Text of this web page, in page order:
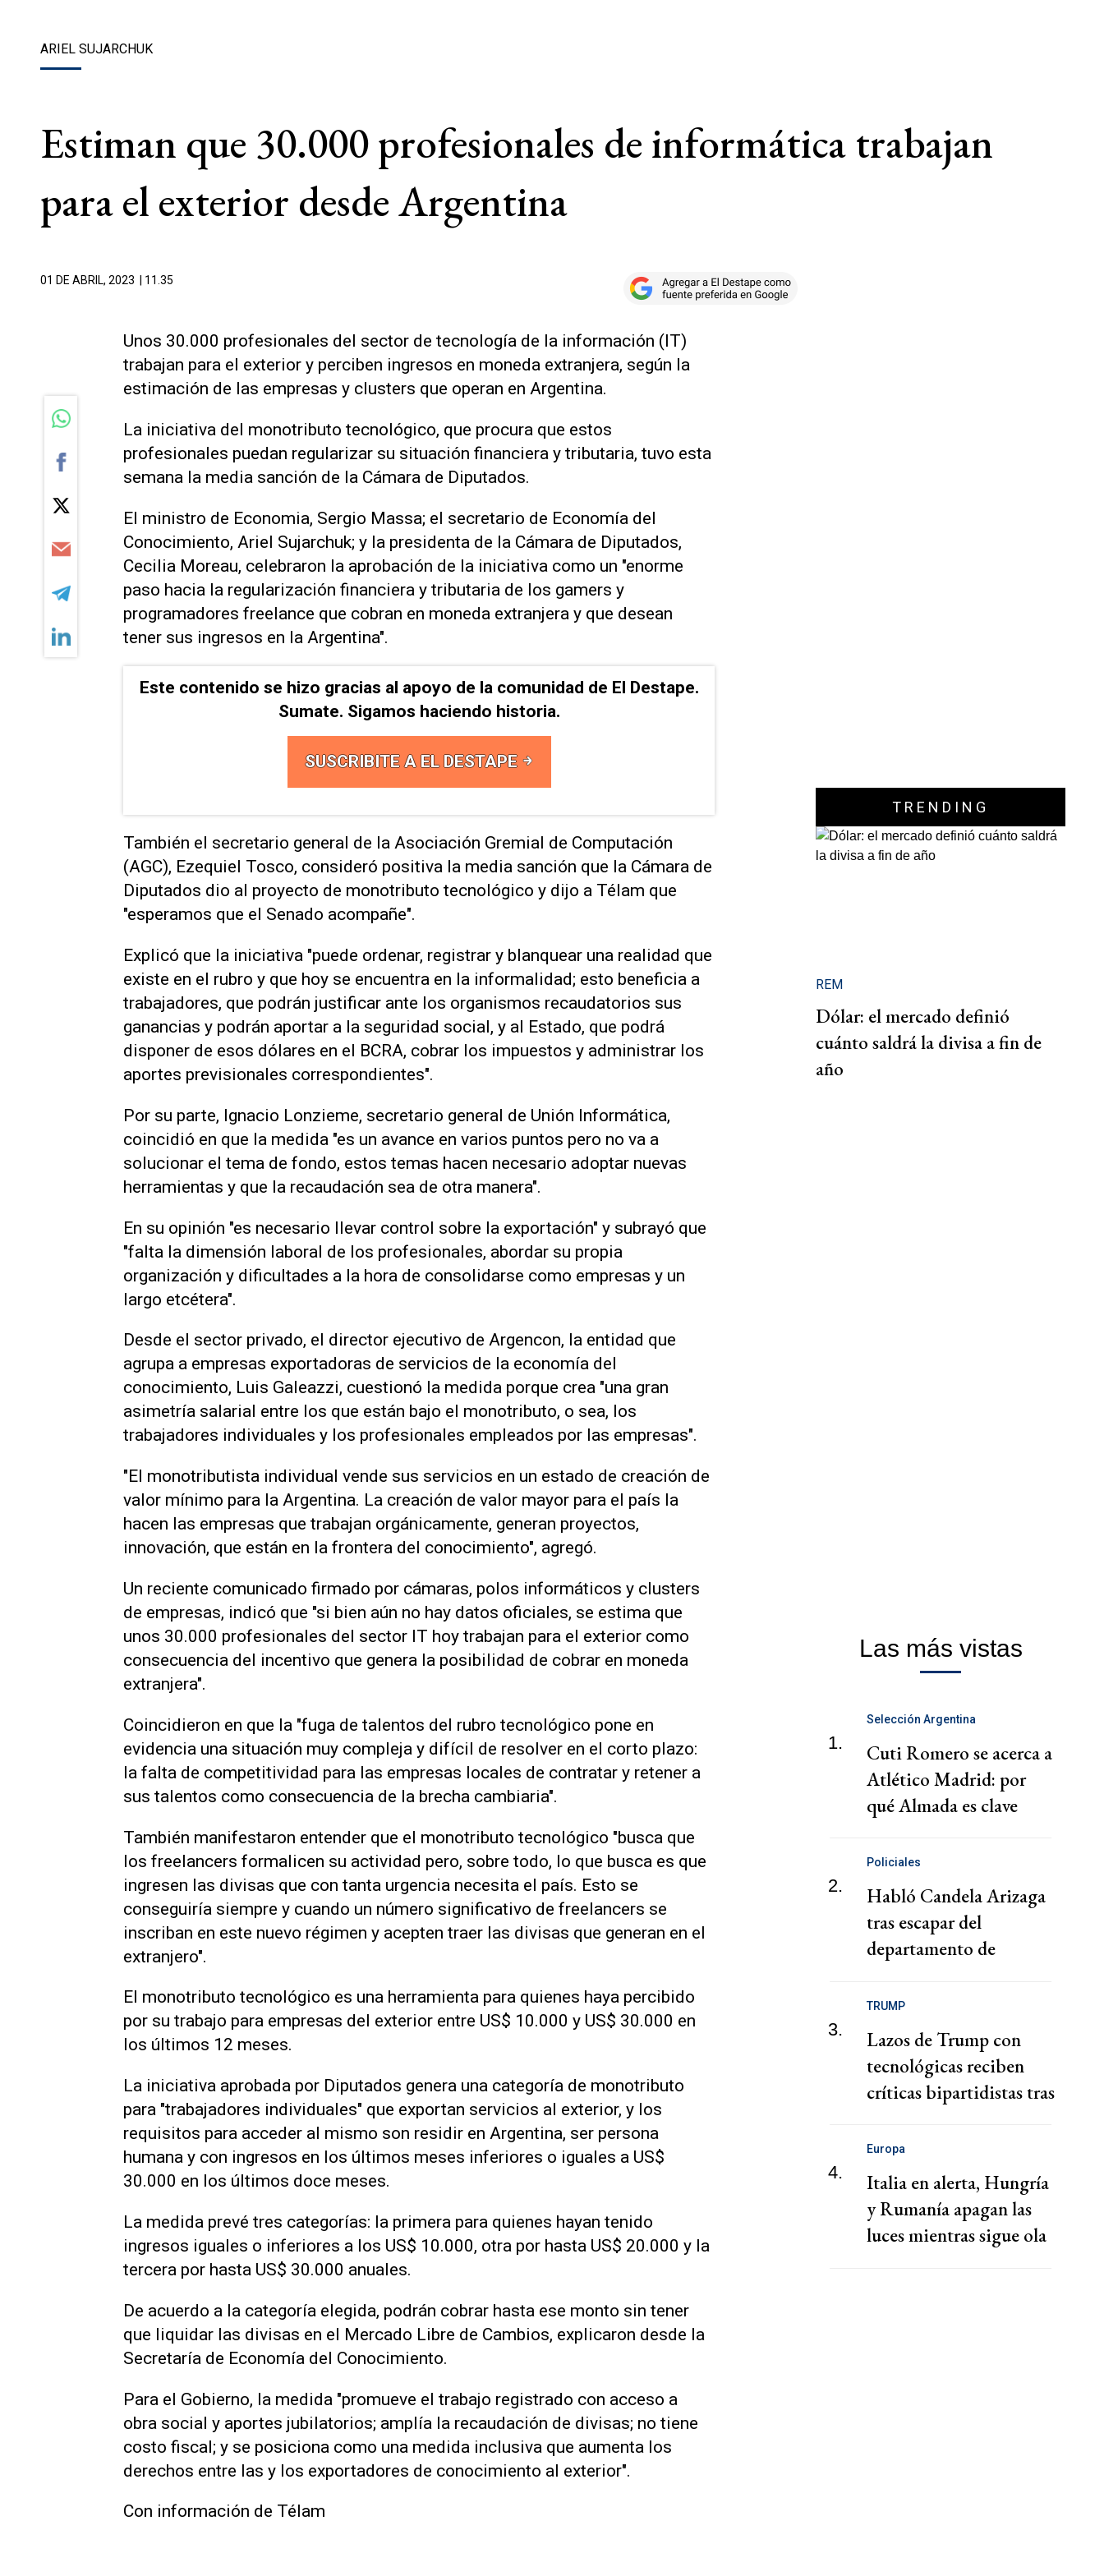
ARIEL SUJARCHUK
Estiman que 30.000 profesionales de informática trabajan
para el exterior desde Argentina
01 DE ABRIL, 2023 | 11.35
Unos 30.000 profesionales del sector de tecnología de la información (IT)
trabajan para el exterior y perciben ingresos en moneda extranjera, según la
estimación de las empresas y clusters que operan en Argentina.
La iniciativa del monotributo tecnológico, que procura que estos
profesionales puedan regularizar su situación financiera y tributaria, tuvo esta
semana la media sanción de la Cámara de Diputados.
El ministro de Economia, Sergio Massa; el secretario de Economía del
Conocimiento, Ariel Sujarchuk; y la presidenta de la Cámara de Diputados,
Cecilia Moreau, celebraron la aprobación de la iniciativa como un "enorme
paso hacia la regularización financiera y tributaria de los gamers y
programadores freelance que cobran en moneda extranjera y que desean
tener sus ingresos en la Argentina".
Este contenido se hizo gracias al apoyo de la comunidad de El Destape.
Sumate. Sigamos haciendo historia.
SUSCRIBITE A EL DESTAPE
También el secretario general de la Asociación Gremial de Computación
(AGC), Ezequiel Tosco, consideró positiva la media sanción que la Cámara de
Diputados dio al proyecto de monotributo tecnológico y dijo a Télam que
"esperamos que el Senado acompañe".
Explicó que la iniciativa "puede ordenar, registrar y blanquear una realidad que
existe en el rubro y que hoy se encuentra en la informalidad; esto beneficia a
trabajadores, que podrán justificar ante los organismos recaudatorios sus
ganancias y podrán aportar a la seguridad social, y al Estado, que podrá
disponer de esos dólares en el BCRA, cobrar los impuestos y administrar los
aportes previsionales correspondientes".
Por su parte, Ignacio Lonzieme, secretario general de Unión Informática,
coincidió en que la medida "es un avance en varios puntos pero no va a
solucionar el tema de fondo, estos temas hacen necesario adoptar nuevas
herramientas y que la recaudación sea de otra manera".
En su opinión "es necesario llevar control sobre la exportación" y subrayó que
"falta la dimensión laboral de los profesionales, abordar su propia
organización y dificultades a la hora de consolidarse como empresas y un
largo etcétera".
Desde el sector privado, el director ejecutivo de Argencon, la entidad que
agrupa a empresas exportadoras de servicios de la economía del
conocimiento, Luis Galeazzi, cuestionó la medida porque crea "una gran
asimetría salarial entre los que están bajo el monotributo, o sea, los
trabajadores individuales y los profesionales empleados por las empresas".
"El monotributista individual vende sus servicios en un estado de creación de
valor mínimo para la Argentina. La creación de valor mayor para el país la
hacen las empresas que trabajan orgánicamente, generan proyectos,
innovación, que están en la frontera del conocimiento", agregó.
Un reciente comunicado firmado por cámaras, polos informáticos y clusters
de empresas, indicó que "si bien aún no hay datos oficiales, se estima que
unos 30.000 profesionales del sector IT hoy trabajan para el exterior como
consecuencia del incentivo que genera la posibilidad de cobrar en moneda
extranjera".
Coincidieron en que la "fuga de talentos del rubro tecnológico pone en
evidencia una situación muy compleja y difícil de resolver en el corto plazo:
la falta de competitividad para las empresas locales de contratar y retener a
sus talentos como consecuencia de la brecha cambiaria".
También manifestaron entender que el monotributo tecnológico "busca que
los freelancers formalicen su actividad pero, sobre todo, lo que busca es que
ingresen las divisas que con tanta urgencia necesita el país. Esto se
conseguiría siempre y cuando un número significativo de freelancers se
inscriban en este nuevo régimen y acepten traer las divisas que generan en el
extranjero".
El monotributo tecnológico es una herramienta para quienes haya percibido
por su trabajo para empresas del exterior entre US$ 10.000 y US$ 30.000 en
los últimos 12 meses.
La iniciativa aprobada por Diputados genera una categoría de monotributo
para "trabajadores individuales" que exportan servicios al exterior, y los
requisitos para acceder al mismo son residir en Argentina, ser persona
humana y con ingresos en los últimos meses inferiores o iguales a US$
30.000 en los últimos doce meses.
La medida prevé tres categorías: la primera para quienes hayan tenido
ingresos iguales o inferiores a los US$ 10.000, otra por hasta US$ 20.000 y la
tercera por hasta US$ 30.000 anuales.
De acuerdo a la categoría elegida, podrán cobrar hasta ese monto sin tener
que liquidar las divisas en el Mercado Libre de Cambios, explicaron desde la
Secretaría de Economía del Conocimiento.
Para el Gobierno, la medida "promueve el trabajo registrado con acceso a
obra social y aportes jubilatorios; amplía la recaudación de divisas; no tiene
costo fiscal; y se posiciona como una medida inclusiva que aumenta los
derechos entre las y los exportadores de conocimiento al exterior".
Con información de Télam
TRENDING
REM
Dólar: el mercado definió
cuánto saldrá la divisa a fin de
año
Las más vistas
1.
Selección Argentina
Cuti Romero se acerca a
Atlético Madrid: por
qué Almada es clave
2.
Policiales
Habló Candela Arizaga
tras escapar del
departamento de
3.
TRUMP
Lazos de Trump con
tecnológicas reciben
críticas bipartidistas tras
IA
4.
Europa
Italia en alerta, Hungría
y Rumanía apagan las
luces mientras sigue ola